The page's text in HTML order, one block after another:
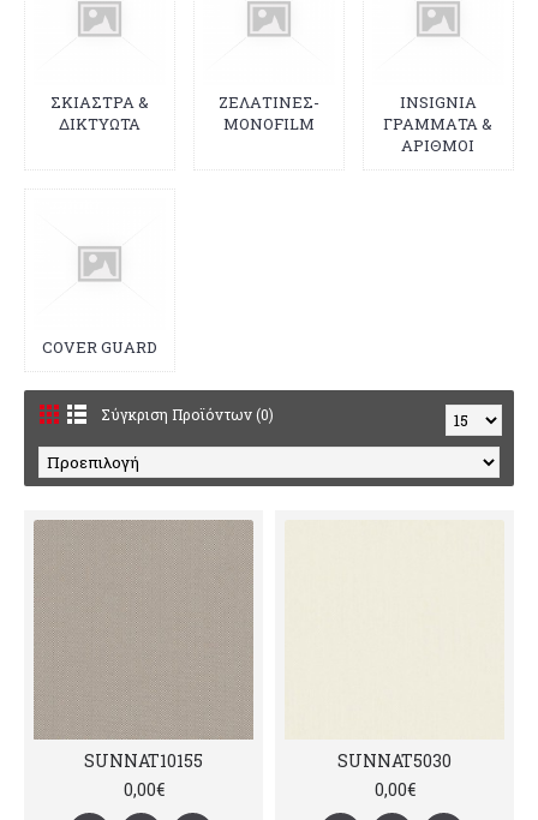
ΣΚΙΑΣΤΡΑ &
ΔΙΚΤΥΩΤΑ
ΖΕΛΑΤΙΝΕΣ-
MONOFILM
INSIGNIA
ΓΡΑΜΜΑΤΑ &
ΑΡΙΘΜΟΙ
COVER GUARD
Σύγκριση Προϊόντων (0)
SUNNAT10155
0,00€
SUNNAT5030
0,00€